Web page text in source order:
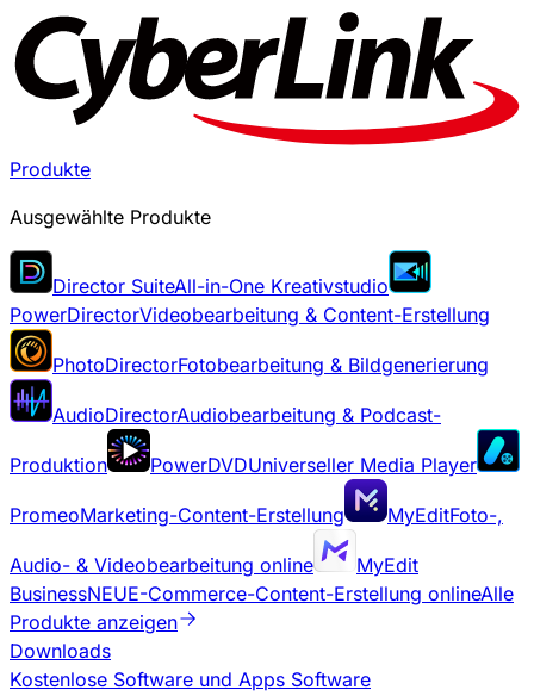
Produkte
Ausgewählte Produkte
Director SuiteAll-in-One Kreativstudio
PowerDirectorVideobearbeitung & Content-Erstellung
PhotoDirectorFotobearbeitung & Bildgenerierung
AudioDirectorAudiobearbeitung & Podcast-
Produktion PowerDVDUniverseller Media Player
PromeoMarketing-Content-Erstellung MyEditFoto-,
Audio- & Videobearbeitung online
MyEdit
BusinessNEUE-Commerce-Content-Erstellung onlineAlle
Produkte anzeigen
Downloads
Kostenlose Software und Apps Software